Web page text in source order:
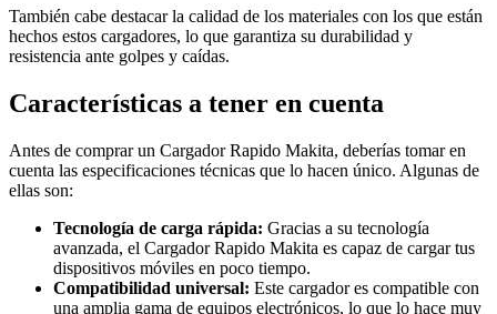
También cabe destacar la calidad de los materiales con los que están
hechos estos cargadores, lo que garantiza su durabilidad y
resistencia ante golpes y caídas.
Características a tener en cuenta
Antes de comprar un Cargador Rapido Makita, deberías tomar en
cuenta las especificaciones técnicas que lo hacen único. Algunas de
ellas son:
Tecnología de carga rápida: Gracias a su tecnología
avanzada, el Cargador Rapido Makita es capaz de cargar tus
dispositivos móviles en poco tiempo.
Compatibilidad universal: Este cargador es compatible con
una amplia gama de equipos electrónicos, lo que lo hace muy